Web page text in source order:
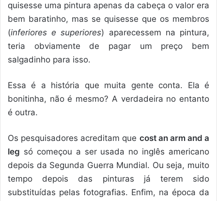
quisesse uma pintura apenas da cabeça o valor era
bem baratinho, mas se quisesse que os membros
(inferiores e superiores) aparecessem na pintura,
teria obviamente de pagar um preço bem
salgadinho para isso.
Essa é a história que muita gente conta. Ela é
bonitinha, não é mesmo? A verdadeira no entanto
é outra.
Os pesquisadores acreditam que cost an arm and a
leg só começou a ser usada no inglês americano
depois da Segunda Guerra Mundial. Ou seja, muito
tempo depois das pinturas já terem sido
substituídas pelas fotografias. Enfim, na época da